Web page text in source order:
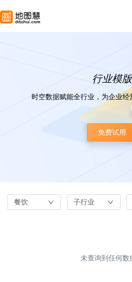
行业模版
时空数据赋能全行业，为企业
免费试用
餐饮 子行业
未查询到任何数